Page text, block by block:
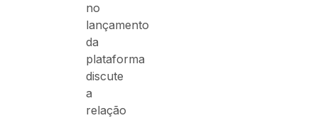
no
lançamento
da
plataforma
discute
a
relação